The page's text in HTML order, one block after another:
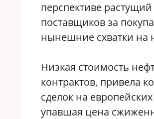
перспективе
поставщиков за
нынешние схватки на
Низкая стоимость
контрактов, привела
сделок на
упавшая цена